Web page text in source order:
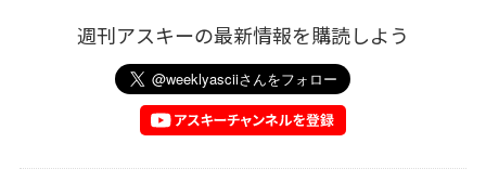
週刊アスキーの最新情報を購読しよう